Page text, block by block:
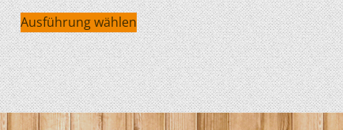
Ausführung wählen